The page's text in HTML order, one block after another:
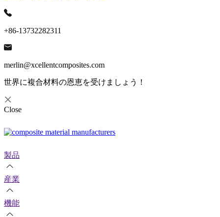
+86-13732282311
merlin@xcellentcomposites.com
世界に複合材料の恩恵を受けましょう！
Close
製品
産業
機能